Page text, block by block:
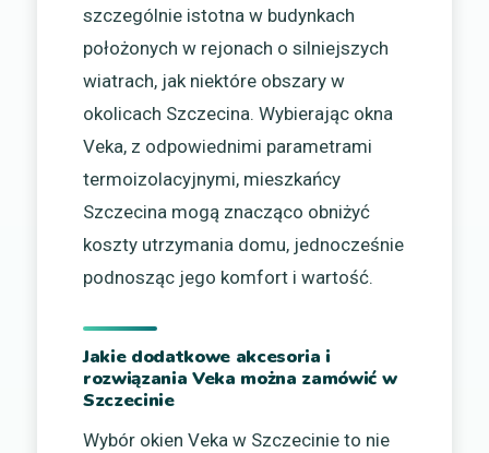
szczególnie istotna w budynkach
położonych w rejonach o silniejszych
wiatrach, jak niektóre obszary w
okolicach Szczecina. Wybierając okna
Veka, z odpowiednimi parametrami
termoizolacyjnymi, mieszkańcy
Szczecina mogą znacząco obniżyć
koszty utrzymania domu, jednocześnie
podnosząc jego komfort i wartość.
Jakie dodatkowe akcesoria i
rozwiązania Veka można zamówić w
Szczecinie
Wybór okien Veka w Szczecinie to nie